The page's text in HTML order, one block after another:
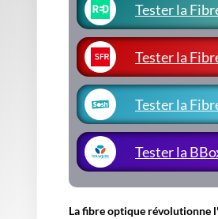
Tester la
Tester la
Tester la
Tester la
La fibre optique révolutionne